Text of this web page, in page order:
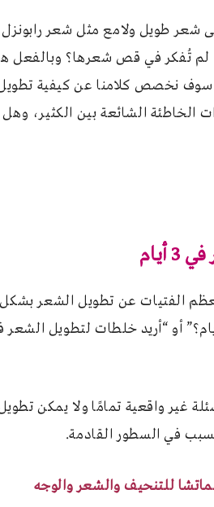
شعر طويل ولامع مثل شعر رابونزل
تُفكر في قص شعرها؟ وبالفعل
سوف نخصص كلامنا عن كيفية
الشائعة بين الكثير، وهل
الفتيات عن تطويل الشعر
غير واقعية تمامًا ولا يمكن
للتنحيف والشعر والوجه